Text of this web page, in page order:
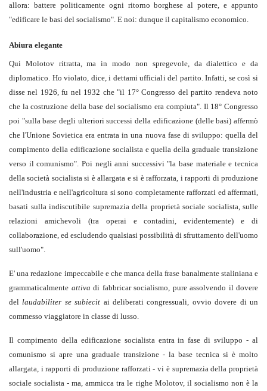
allora: battere politicamente ogni ritorno borghese al potere, e appunto
"edificare le basi del socialismo". E noi: dunque il capitalismo economico.
Abiura elegante
Qui Molotov ritratta, ma in modo non spregevole, da dialettico e da
diplomatico. Ho violato, dice, i dettami ufficiali del partito. Infatti, se così si
disse nel 1926, fu nel 1932 che "il 17° Congresso del partito rendeva noto
che la costruzione della base del socialismo era compiuta". Il 18° Congresso
poi "sulla base degli ulteriori successi della edificazione (delle basi) affermò
che l'Unione Sovietica era entrata in una nuova fase di sviluppo: quella del
compimento della edificazione socialista e quella della graduale transizione
verso il comunismo". Poi negli anni successivi "la base materiale e tecnica
della società socialista si è allargata e si è rafforzata, i rapporti di produzione
nell'industria e nell'agricoltura si sono completamente rafforzati ed affermati,
basati sulla indiscutibile supremazia della proprietà sociale socialista, sulle
relazioni amichevoli (tra operai e contadini, evidentemente) e di
collaborazione, ed escludendo qualsiasi possibilità di sfruttamento dell'uomo
sull'uomo".
E' una redazione impeccabile e che manca della frase banalmente staliniana e
grammaticalmente attiva di fabbricar socialismo, pure assolvendo il dovere
dellaudabiliter se subiecit ai deliberati congressuali, ovvio dovere di un
commesso viaggiatore in classe di lusso.
Il compimento della edificazione socialista entra in fase di sviluppo - al
comunismo si apre una graduale transizione - la base tecnica si è molto
allargata, i rapporti di produzione rafforzati - vi è supremazia della proprietà
sociale socialista - ma, ammicca tra le righe Molotov, il socialismo non è la